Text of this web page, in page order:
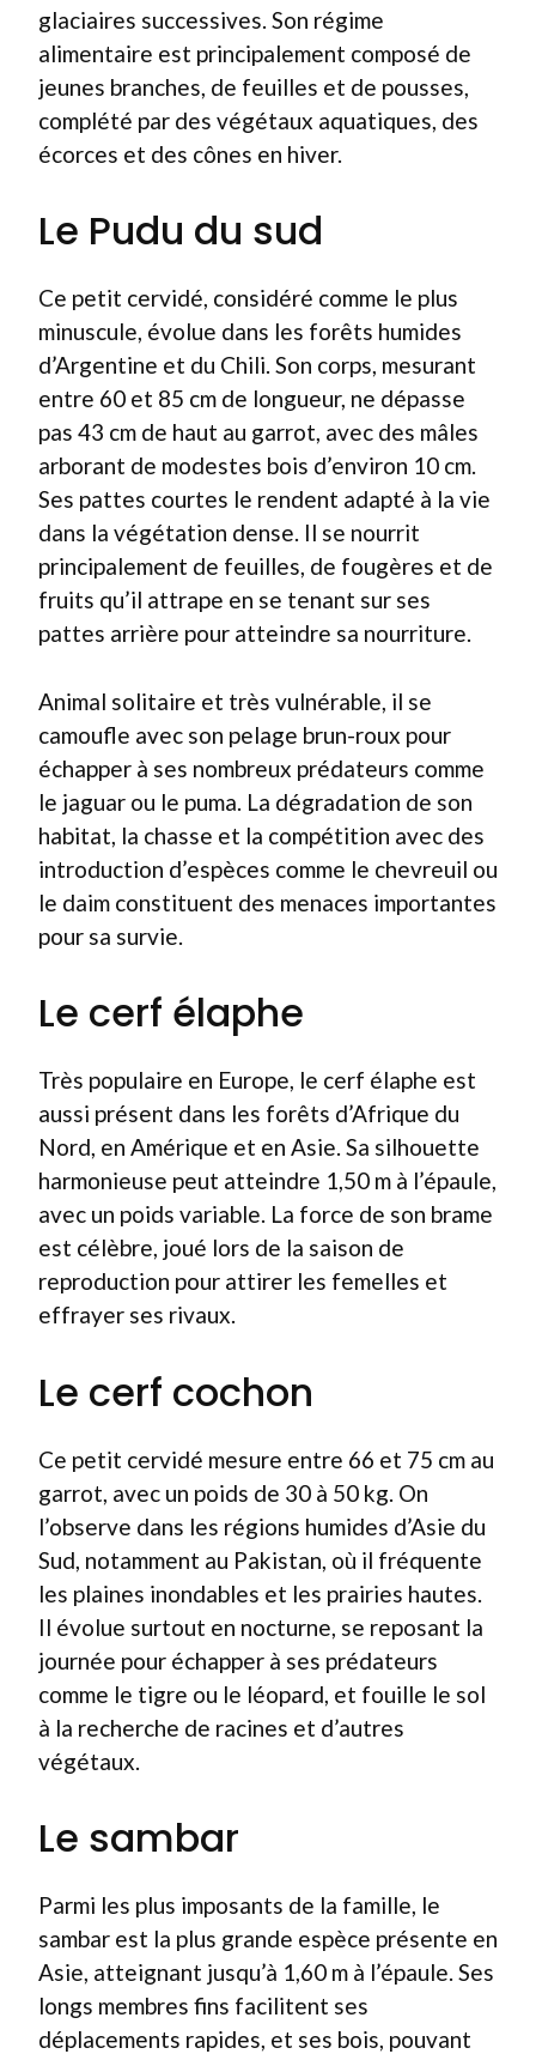
glaciaires successives. Son régime
alimentaire est principalement composé de
jeunes branches, de feuilles et de pousses,
complété par des végétaux aquatiques, des
écorces et des cônes en hiver.
Le Pudu du sud
Ce petit cervidé, considéré comme le plus
minuscule, évolue dans les forêts humides
d’Argentine et du Chili. Son corps, mesurant
entre 60 et 85 cm de longueur, ne dépasse
pas 43 cm de haut au garrot, avec des mâles
arborant de modestes bois d’environ 10 cm.
Ses pattes courtes le rendent adapté à la vie
dans la végétation dense. Il se nourrit
principalement de feuilles, de fougères et de
fruits qu’il attrape en se tenant sur ses
pattes arrière pour atteindre sa nourriture.
Animal solitaire et très vulnérable, il se
camoufle avec son pelage brun-roux pour
échapper à ses nombreux prédateurs comme
le jaguar ou le puma. La dégradation de son
habitat, la chasse et la compétition avec des
introduction d’espèces comme le chevreuil ou
le daim constituent des menaces importantes
pour sa survie.
Le cerf élaphe
Très populaire en Europe, le cerf élaphe est
aussi présent dans les forêts d’Afrique du
Nord, en Amérique et en Asie. Sa silhouette
harmonieuse peut atteindre 1,50 m à l’épaule,
avec un poids variable. La force de son brame
est célèbre, joué lors de la saison de
reproduction pour attirer les femelles et
effrayer ses rivaux.
Le cerf cochon
Ce petit cervidé mesure entre 66 et 75 cm au
garrot, avec un poids de 30 à 50 kg. On
l’observe dans les régions humides d’Asie du
Sud, notamment au Pakistan, où il fréquente
les plaines inondables et les prairies hautes.
Il évolue surtout en nocturne, se reposant la
journée pour échapper à ses prédateurs
comme le tigre ou le léopard, et fouille le sol
à la recherche de racines et d’autres
végétaux.
Le sambar
Parmi les plus imposants de la famille, le
sambar est la plus grande espèce présente en
Asie, atteignant jusqu’à 1,60 m à l’épaule. Ses
longs membres fins facilitent ses
déplacements rapides, et ses bois, pouvant